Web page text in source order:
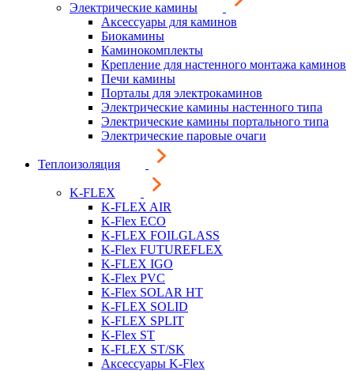
Электрические камины
Аксессуары для каминов
Биокамины
Каминокомплекты
Крепление для настенного монтажа каминов
Печи камины
Порталы для электрокаминов
Электрические камины настенного типа
Электрические камины портального типа
Электрические паровые очаги
Теплоизоляция
K-FLEX
K-FLEX AIR
K-Flex ECO
K-FLEX FOILGLASS
K-Flex FUTUREFLEX
K-FLEX IGO
K-Flex PVC
K-Flex SOLAR HT
K-FLEX SOLID
K-FLEX SPLIT
K-Flex ST
K-FLEX ST/SK
Аксессуары K-Flex